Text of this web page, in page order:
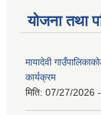
योजना तथा
मायादेवी
कार्यक्रम
मिति: 07/27/2026